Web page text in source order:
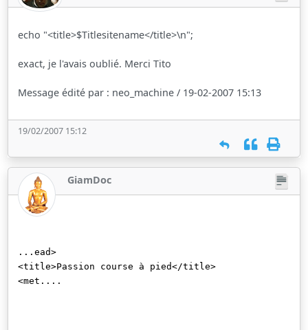
echo "<title>$Titlesitename</title>\n";
exact, je l'avais oublié. Merci Tito
Message édité par : neo_machine / 19-02-2007 15:13
19/02/2007 15:12
GiamDoc
...ead>
<title>Passion course à pied</title>
<met....